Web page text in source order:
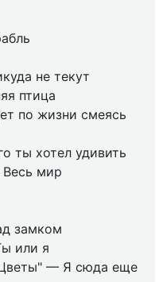
не текут
птица
по жизни смеясь
ты хотел удивить
мир
замком
или я
— Я сюда еще